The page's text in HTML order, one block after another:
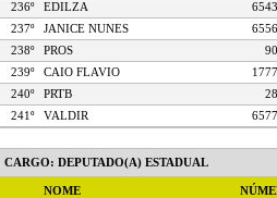
236º
EDILZA
237º
JANICE NUNES
238º
PROS
239º
CAIO FLAVIO
240º
PRTB
241º
VALDIR
CARGO: DEPUTADO(A) ESTADUAL
NOME